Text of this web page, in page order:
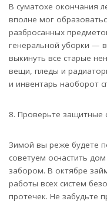
В суматохе окончания
вполне мог
разбросанных
генеральной уборки —
выкинуть все старые
вещи, пледы и
и инвентарь наоборот
8. Проверьте защитные
Зимой вы реже будете
советуем оснастить
забором. В октябре
работы всех систем
протечек. Не забудьте